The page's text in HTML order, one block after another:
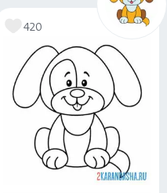
420